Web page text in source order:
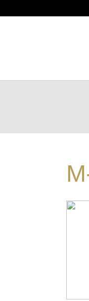
Warning: Undefined array